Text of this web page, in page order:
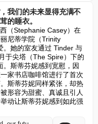
我们的未来显得充满不
的睡衣。
（Stephanie Casey）在
尼蒂学院（Trinity
。她的室友通过 Tinder 与
于尖塔（The Spire）下的
斯蒂芬妮感到宽慰，因
家书店咖啡馆进行了首次
斯蒂芬妮同样紧张，却热
形容为甜蜜、真诚且引人
动让斯蒂芬妮感到如此强